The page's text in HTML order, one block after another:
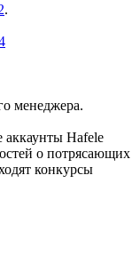
.
менеджера.
аккаунты Hafele
о потрясающих
конкурсы